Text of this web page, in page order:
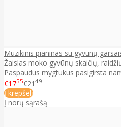
Muzikinis pianinas su gyvūnų
Žaislas moko gyvūnų skaičių,
Paspaudus mygtukus pasigirsta
€1755€21 49
Į krepšelį
Į norų sąrašą